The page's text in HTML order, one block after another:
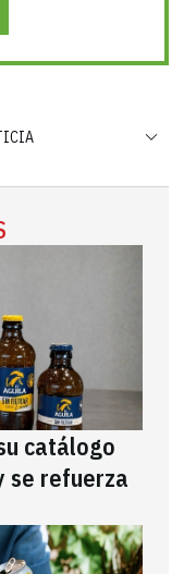
catálogo
se refuerza